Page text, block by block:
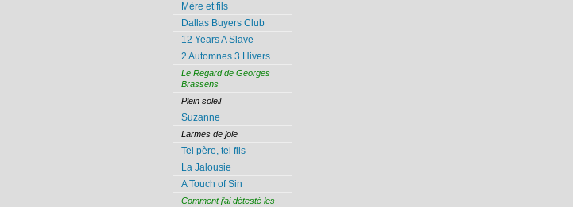
Mère et fils
Dallas Buyers Club
12 Years A Slave
2 Automnes 3 Hivers
Le Regard de Georges
Brassens
Plein soleil
Suzanne
Larmes de joie
Tel père, tel fils
La Jalousie
A Touch of Sin
Comment j’ai détesté les